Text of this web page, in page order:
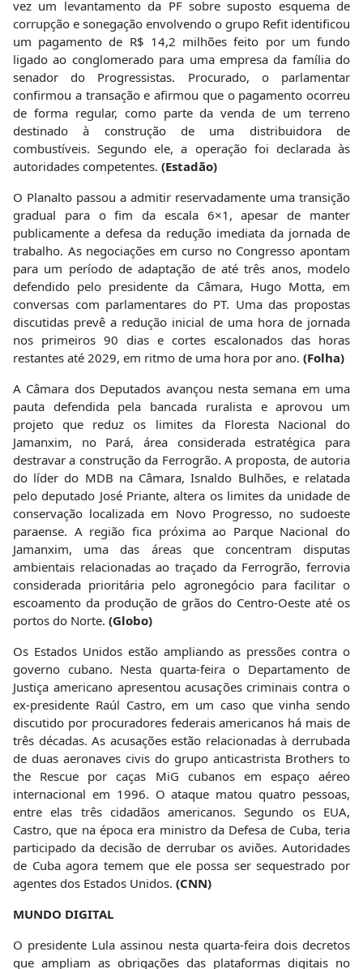
vez um levantamento da PF sobre suposto esquema de
corrupção e sonegação envolvendo o grupo Refit identificou
um pagamento de R$ 14,2 milhões feito por um fundo
ligado ao conglomerado para uma empresa da família do
senador do Progressistas. Procurado, o parlamentar
confirmou a transação e afirmou que o pagamento ocorreu
de forma regular, como parte da venda de um terreno
destinado à construção de uma distribuidora de
combustíveis. Segundo ele, a operação foi declarada às
autoridades competentes. (Estadão)
O Planalto passou a admitir reservadamente uma transição
gradual para o fim da escala 6×1, apesar de manter
publicamente a defesa da redução imediata da jornada de
trabalho. As negociações em curso no Congresso apontam
para um período de adaptação de até três anos, modelo
defendido pelo presidente da Câmara, Hugo Motta, em
conversas com parlamentares do PT. Uma das propostas
discutidas prevê a redução inicial de uma hora de jornada
nos primeiros 90 dias e cortes escalonados das horas
restantes até 2029, em ritmo de uma hora por ano. (Folha)
A Câmara dos Deputados avançou nesta semana em uma
pauta defendida pela bancada ruralista e aprovou um
projeto que reduz os limites da Floresta Nacional do
Jamanxim, no Pará, área considerada estratégica para
destravar a construção da Ferrogrão. A proposta, de autoria
do líder do MDB na Câmara, Isnaldo Bulhões, e relatada
pelo deputado José Priante, altera os limites da unidade de
conservação localizada em Novo Progresso, no sudoeste
paraense. A região fica próxima ao Parque Nacional do
Jamanxim, uma das áreas que concentram disputas
ambientais relacionadas ao traçado da Ferrogrão, ferrovia
considerada prioritária pelo agronegócio para facilitar o
escoamento da produção de grãos do Centro-Oeste até os
portos do Norte. (Globo)
Os Estados Unidos estão ampliando as pressões contra o
governo cubano. Nesta quarta-feira o Departamento de
Justiça americano apresentou acusações criminais contra o
ex-presidente Raúl Castro, em um caso que vinha sendo
discutido por procuradores federais americanos há mais de
três décadas. As acusações estão relacionadas à derrubada
de duas aeronaves civis do grupo anticastrista Brothers to
the Rescue por caças MiG cubanos em espaço aéreo
internacional em 1996. O ataque matou quatro pessoas,
entre elas três cidadãos americanos. Segundo os EUA,
Castro, que na época era ministro da Defesa de Cuba, teria
participado da decisão de derrubar os aviões. Autoridades
de Cuba agora temem que ele possa ser sequestrado por
agentes dos Estados Unidos. (CNN)
MUNDO DIGITAL
O presidente Lula assinou nesta quarta-feira dois decretos
que ampliam as obrigações das plataformas digitais no